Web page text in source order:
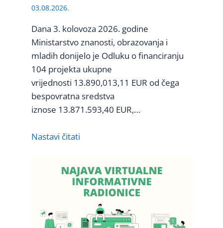
03.08.2026.
Dana 3. kolovoza 2026. godine
Ministarstvo znanosti, obrazovanja i
mladih donijelo je Odluku o financiranju
104 projekta ukupne
vrijednosti 13.890,013,11 EUR od čega
bespovratna sredstva
iznose 13.871.593,40 EUR,…
Nastavi čitati